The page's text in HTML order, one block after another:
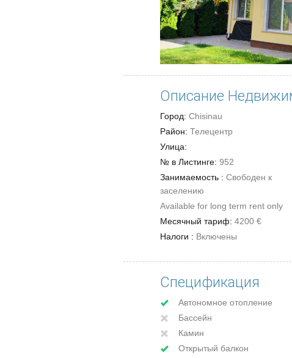
Описание
Город: Chisinau
Район: Телецентр
Улица:
№ в Листинге: 952
Занимаемость : Свободен к
заселению
Available for long term rent only
Месячный тариф: 4200 €
Налоги : Включены
Спецификация
Автономное отопление
Бассейн
Камин
Открытый балкон